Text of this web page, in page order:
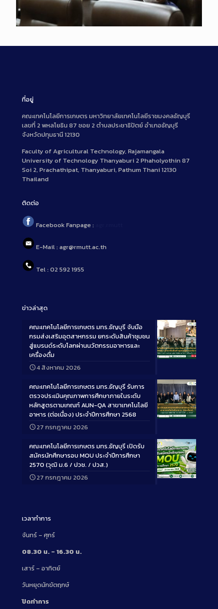
ที่อยู่
คณะเทคโนโลยีการเกษตร มหาวิทยาลัยเทคโนโลยีราชมงคลธัญบุรี
เลขที่ 2 พหลโยธิน 87 ซอย 2 ตำบลประชาธิปัตย์ อำเภอธัญบุรี
จังหวัดปทุมธานี 12130
Faculty of Agricultural Technology, Rajamangala
University of Technology Thanyaburi 2 Phaholyothin 87
Soi 2, Prachathipat, Thanyaburi, Pathum Thani 12130
Thailand
ติดต่อ
Facebook Fanpage :
E-Mail : agr@rmutt.ac.th
Tel : 02 592 1955
ข่าวล่าสุด
Long
คณะเทคโนโลยีการเกษตร มทร.ธัญบุรี จับมือ
กรมส่งเสริมอุตสาหกรรม ยกระดับสินค้าชุมชน
สู่แบรนด์ระดับโลกผ่านนวัตกรรมอาหารและ
เครื่องดื่ม
4 สิงหาคม 2026
Long
คณะเทคโนโลยีการเกษตร มทร.ธัญบุรี รับการ
ตรวจประเมินคุณภาพการศึกษาภายในระดับ
หลักสูตรตามเกณฑ์ AUN-QA สาขาเทคโนโลยี
อาหาร (ต่อเนื่อง) ประจำปีการศึกษา 2568
27 กรกฎาคม 2026
Long
คณะเทคโนโลยีการเกษตร มทร.ธัญบุรี เปิดรับ
สมัครนักศึกษารอบ MOU ประจำปีการศึกษา
2570 (วุฒิ ม.6 / ปวช. / ปวส.)
27 กรกฎาคม 2026
เวลาทำการ
จันทร์ – ศุกร์
08.30 น. – 16.30 น.
เสาร์ – อาทิตย์
วันหยุดนักขัตฤกษ์
ปิดทำการ